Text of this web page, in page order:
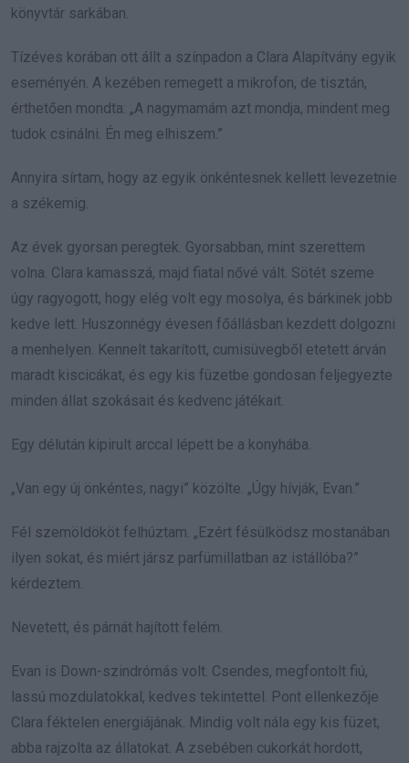
könyvtár sarkában.
Tízéves korában ott állt a színpadon a Clara Alapítvány egyik
eseményén. A kezében remegett a mikrofon, de tisztán,
érthetően mondta: „A nagymamám azt mondja, mindent meg
tudok csinálni. Én meg elhiszem.”
Annyira sírtam, hogy az egyik önkéntesnek kellett levezetnie
a székemig.
Az évek gyorsan peregtek. Gyorsabban, mint szerettem
volna. Clara kamasszá, majd fiatal nővé vált. Sötét szeme
úgy ragyogott, hogy elég volt egy mosolya, és bárkinek jobb
kedve lett. Huszonnégy évesen főállásban kezdett dolgozni
a menhelyen. Kennelt takarított, cumisüvegből etetett árván
maradt kiscicákat, és egy kis füzetbe gondosan feljegyezte
minden állat szokásait és kedvenc játékait.
Egy délután kipirult arccal lépett be a konyhába.
„Van egy új önkéntes, nagyi” közölte. „Úgy hívják, Evan.”
Fél szemöldököt felhúztam. „Ezért fésülködsz mostanában
ilyen sokat, és miért jársz parfümillatban az istállóba?”
kérdeztem.
Nevetett, és párnát hajított felém.
Evan is Down-szindrómás volt. Csendes, megfontolt fiú,
lassú mozdulatokkal, kedves tekintettel. Pont ellenkezője
Clara féktelen energiájának. Mindig volt nála egy kis füzet,
abba rajzolta az állatokat. A zsebében cukorkát hordott,